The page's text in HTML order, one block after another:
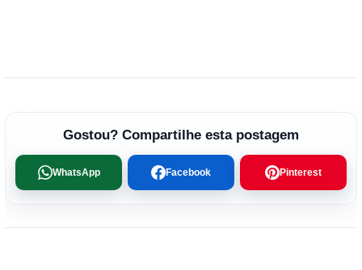
Gostou? Compartilhe esta postagem
WhatsApp Facebook Pinterest